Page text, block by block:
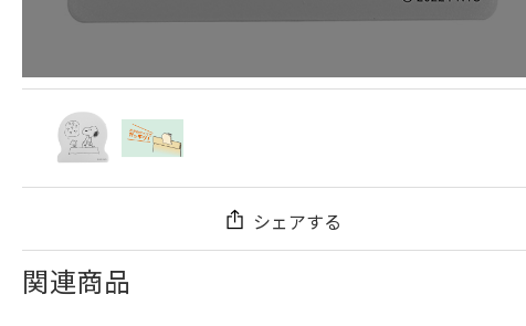
シェアする
関連商品